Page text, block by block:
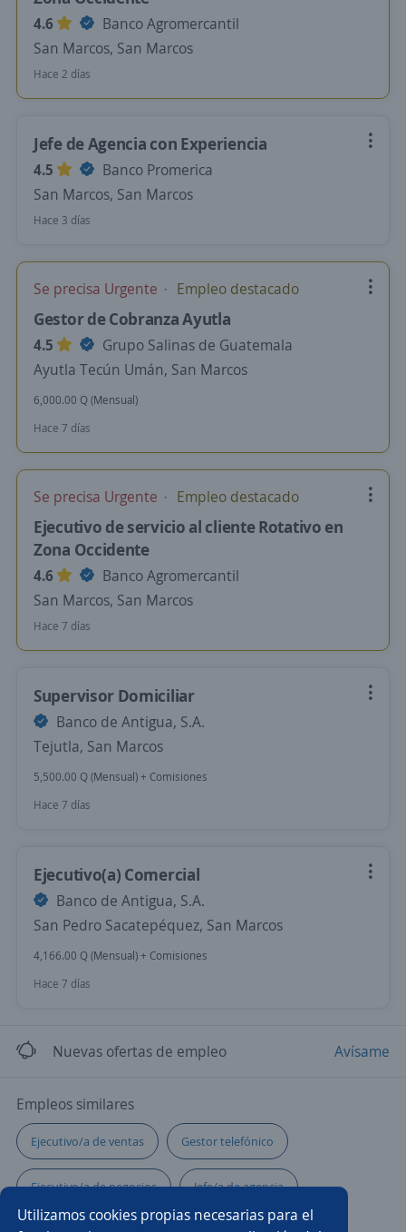
Utilizamos cookies propias necesarias para el
4.6
Banco Agromercantil
San Marcos, San Marcos
Hace 2 días
Jefe de Agencia con Experiencia
4.5
Banco Promerica
San Marcos, San Marcos
Hace 3 días
Se precisa Urgente Empleo destacado
Gestor de Cobranza Ayutla
4.5
Grupo Salinas de Guatemala
Ayutla Tecún Umán, San Marcos
6,000.00 Q (Mensual)
Hace 7 días
Se precisa Urgente Empleo destacado
Ejecutivo de servicio al cliente Rotativo en
Zona Occidente
4.6
Banco Agromercantil
San Marcos, San Marcos
Hace 7 días
Supervisor Domiciliar
Banco de Antigua, S.A.
Tejutla, San Marcos
5,500.00 Q (Mensual) + Comisiones
Hace 7 días
Ejecutivo(a) Comercial
Banco de Antigua, S.A.
San Pedro Sacatepéquez, San Marcos
4,166.00 Q (Mensual) + Comisiones
Hace 7 días
Nuevas ofertas de empleo Avísame
Empleos similares
Ejecutivo/a de ventas Gestor telefónico
Ejecutivo/a de negocios Jefe/a de agencia